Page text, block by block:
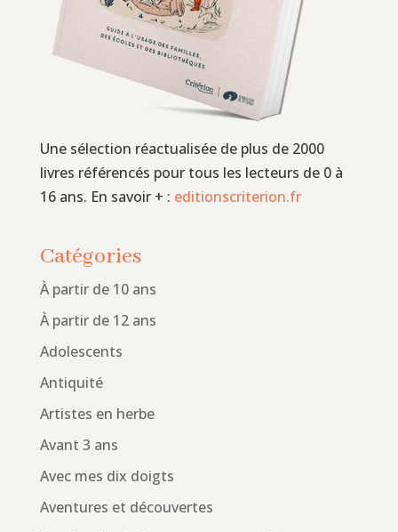
Une sélection réactualisée de plus de 2000
livres référencés pour tous les lecteurs de 0 à
16 ans. En savoir + : editionscriterion.fr
Catégories
À partir de 10 ans
À partir de 12 ans
Adolescents
Antiquité
Artistes en herbe
Avant 3 ans
Avec mes dix doigts
Aventures et découvertes